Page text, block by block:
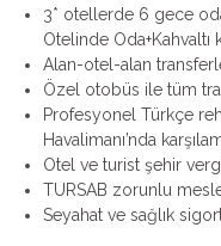
3* otellerde 6 gece
Otelinde Oda+Kahvaltı
Alan-otel-alan
Özel otobüs ile tüm
Profesyonel Türkçe
Havalimanı’nda
Otel ve turist şehir
TURSAB zorunlu
Seyahat ve sağlık